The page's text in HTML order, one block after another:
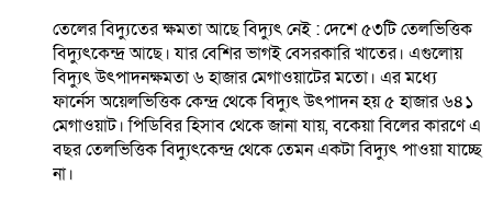
তেলের বিদ্যুতের ক্ষমতা আছে বিদ্যুৎ নেই : দেশে ৫৩টি তেলভিত্তিক
বিদ্যুৎকেন্দ্র আছে। যার বেশির ভাগই বেসরকারি খাতের। এগুলোয়
বিদ্যুৎ উৎপাদনক্ষমতা ৬ হাজার মেগাওয়াটের মতো। এর মধ্যে
ফার্নেস অয়েলভিত্তিক কেন্দ্র থেকে বিদ্যুৎ উৎপাদন হয় ৫ হাজার ৬৪১
মেগাওয়াট। পিডিবির হিসাব থেকে জানা যায়, বকেয়া বিলের কারণে এ
বছর তেলভিত্তিক বিদ্যুৎকেন্দ্র থেকে তেমন একটা বিদ্যুৎ পাওয়া যাচ্ছে
না।